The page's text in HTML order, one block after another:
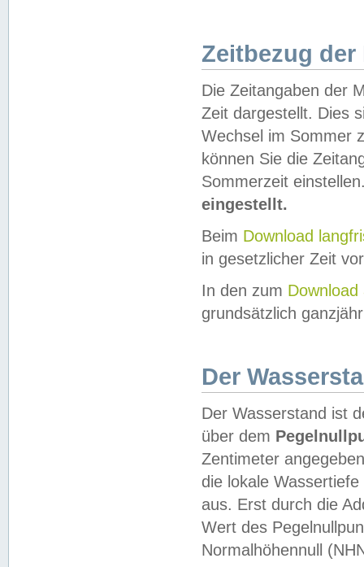
Zeitbezug der
Die Zeitangaben der
Zeit dargestellt. Dies
Wechsel im Sommer
können Sie die
Sommerzeit
eingestellt.
Beim Download
in gesetzlicher Zeit
In den zum Download
grundsätzlich
Der
Der Wasserstand ist
über dem
Zentimeter
die lokale
aus. Erst durch die
Wert des
Normalhöhennull